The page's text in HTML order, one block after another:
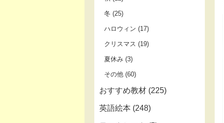
冬 (25)
ハロウィン (17)
クリスマス (19)
夏休み (3)
その他 (60)
おすすめ教材 (225)
英語絵本 (248)